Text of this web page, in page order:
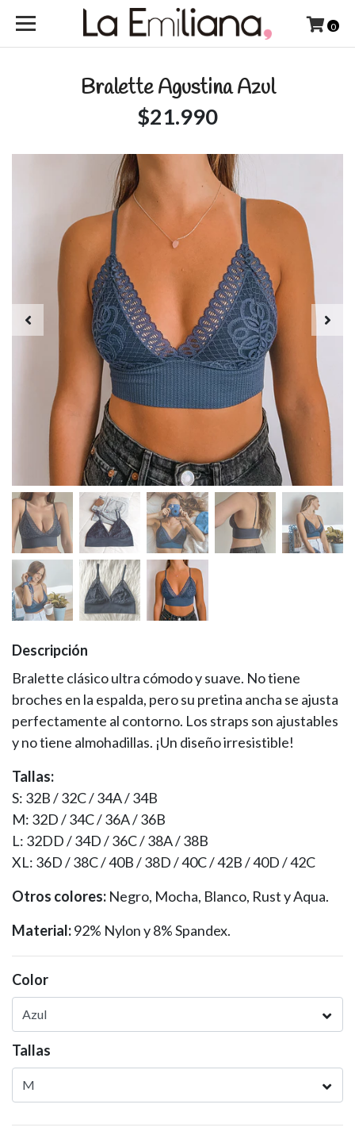
0
Bralette Agustina Azul
$21.990
Descripción
Bralette clásico ultra cómodo y suave. No tiene
broches en la espalda, pero su pretina ancha se ajusta
perfectamente al contorno. Los straps son ajustables
y no tiene almohadillas. ¡Un diseño irresistible!
Tallas:
S: 32B / 32C / 34A / 34B
M: 32D / 34C / 36A / 36B
L: 32DD / 34D / 36C / 38A / 38B
XL: 36D / 38C / 40B / 38D / 40C / 42B / 40D / 42C
Otros colores: Negro, Mocha, Blanco, Rust y Aqua.
Material:92% Nylon y 8% Spandex.
Color
Tallas